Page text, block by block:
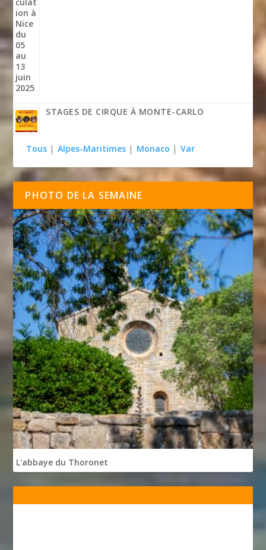
STAGES DE CIRQUE À MONTE-CARLO
Tous | Alpes-Maritimes | Monaco | Var
PHOTO DE LA SEMAINE
L'abbaye du Thoronet